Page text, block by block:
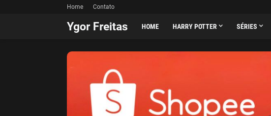
Home Contato
Ygor Freitas HOME HARRY POTTER SÉRIES